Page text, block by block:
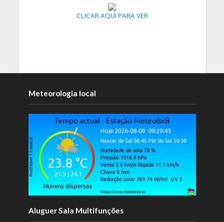
CLICAR AQUI PARA VER
Meteorologia local
Aluguer Sala Multifunções